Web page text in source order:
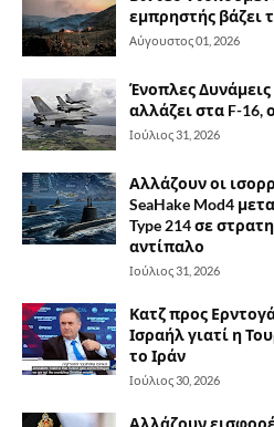
εμπρηστής βάζει
Αύγουστος 01, 2026
Ένοπλες Δυνάμεις
αλλάζει στα F-16,
Ιούλιος 31, 2026
Αλλάζουν οι
SeaHake Mod4
Type 214 σε
αντίπαλο
Ιούλιος 31, 2026
Κατζ προς
Ισραήλ γιατί η
το Ιράν
Ιούλιος 30, 2026